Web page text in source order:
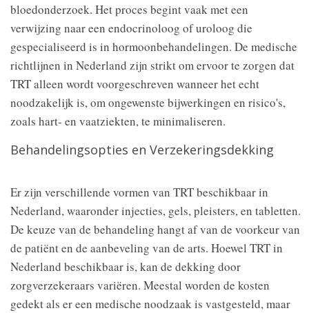
bloedonderzoek. Het proces begint vaak met een
verwijzing naar een endocrinoloog of uroloog die
gespecialiseerd is in hormoonbehandelingen. De medische
richtlijnen in Nederland zijn strikt om ervoor te zorgen dat
TRT alleen wordt voorgeschreven wanneer het echt
noodzakelijk is, om ongewenste bijwerkingen en risico's,
zoals hart- en vaatziekten, te minimaliseren.
Behandelingsopties en Verzekeringsdekking
Er zijn verschillende vormen van TRT beschikbaar in
Nederland, waaronder injecties, gels, pleisters, en tabletten.
De keuze van de behandeling hangt af van de voorkeur van
de patiënt en de aanbeveling van de arts. Hoewel TRT in
Nederland beschikbaar is, kan de dekking door
zorgverzekeraars variëren. Meestal worden de kosten
gedekt als er een medische noodzaak is vastgesteld, maar